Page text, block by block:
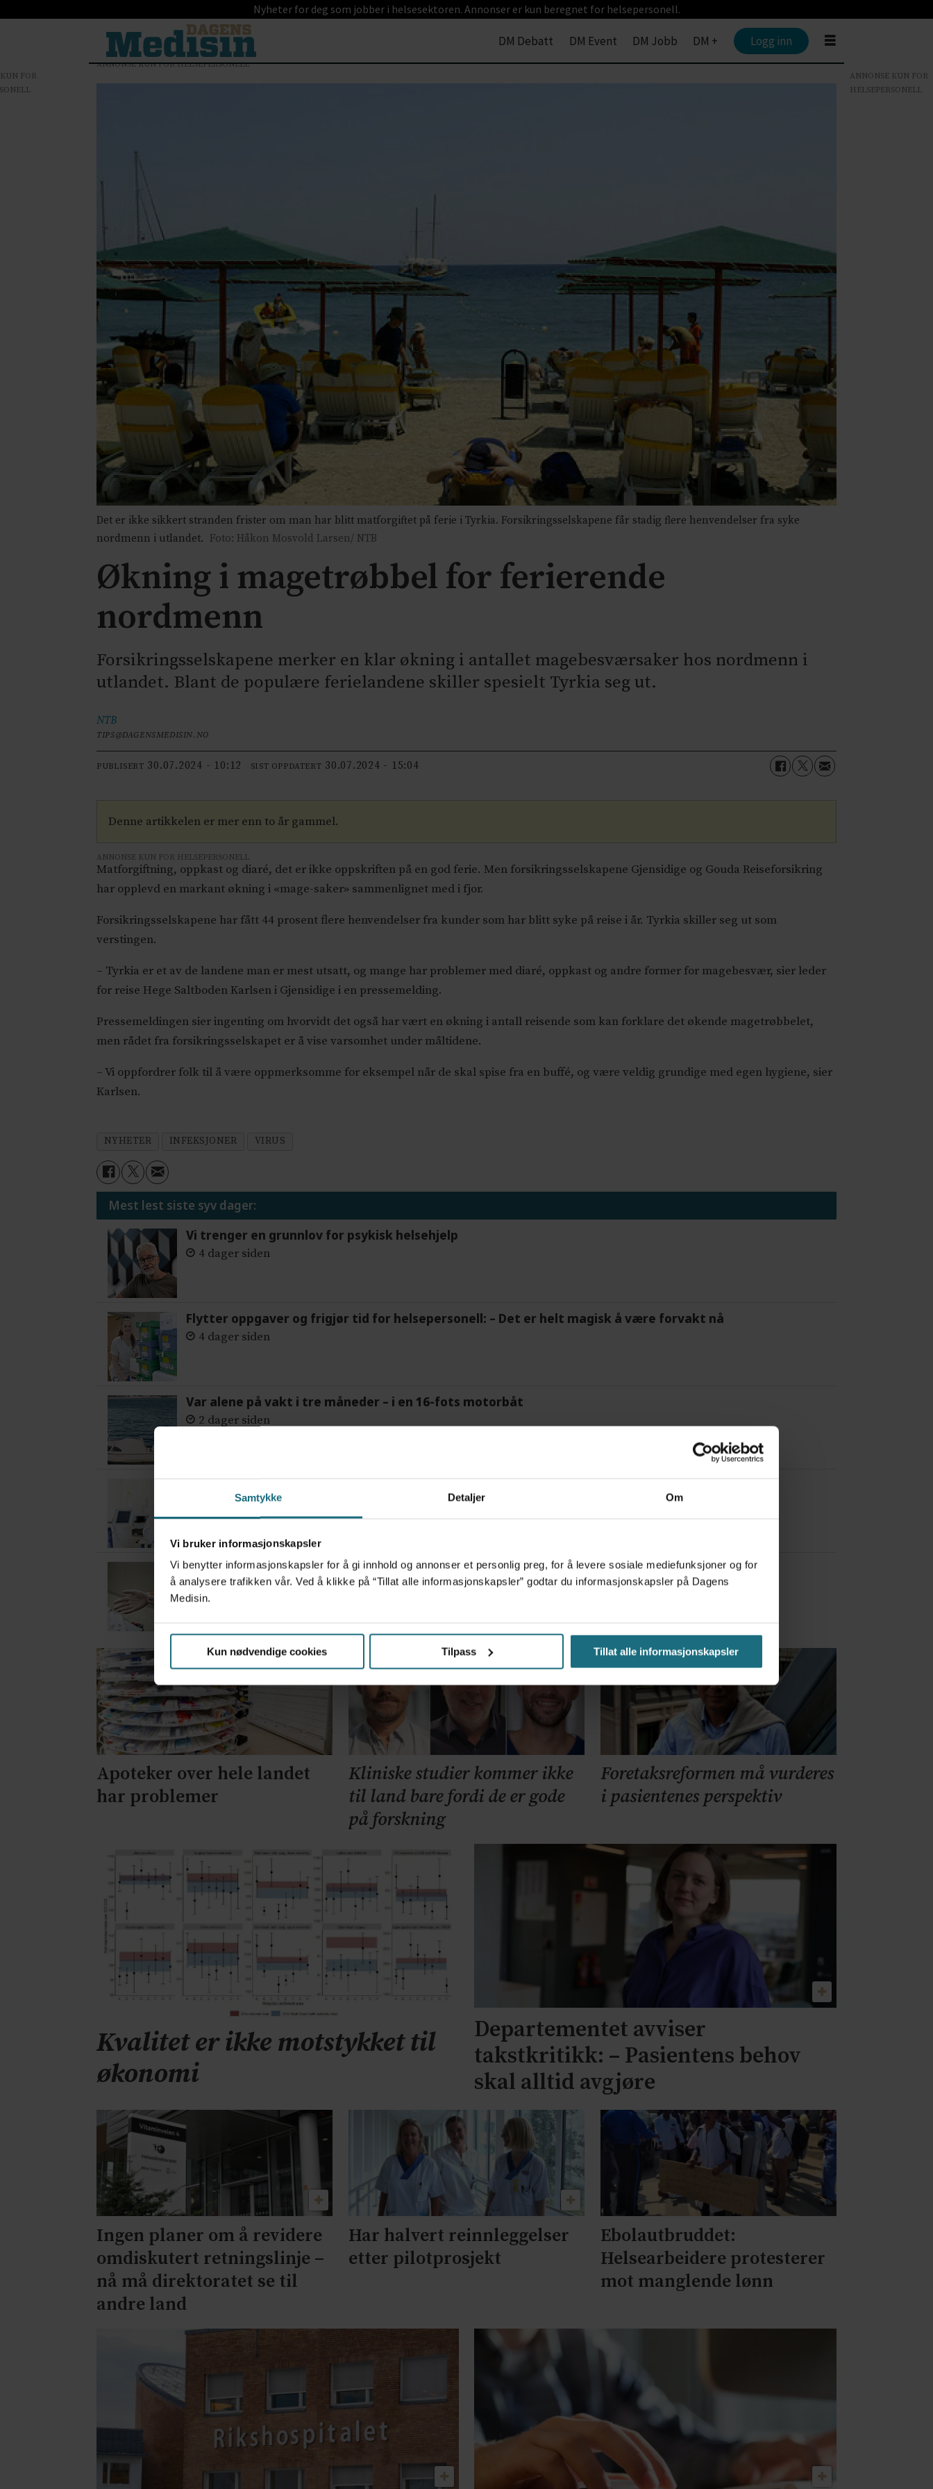
Samtykke Detaljer Om
Vi bruker informasjonskapsler
Vi benytter informasjonskapsler for å gi innhold og annonser et personlig preg, for å levere sosiale mediefunksjoner og for
å analysere trafikken vår. Ved å klikke på “Tillat alle informasjonskapsler” godtar du informasjonskapsler på Dagens
Medisin.
Kun nødvendige cookies Tilpass Tillat alle informasjonskapsler
Nyheter for deg som jobber i helsesektoren. Annonser er kun beregnet for helsepersonell.
DM Debatt DM Event DM Jobb DM + Logg inn
ANNONSE KUN FOR HELSEPERSONELL
Det er ikke sikkert stranden frister om man har blitt matforgiftet på ferie i Tyrkia. Forsikringsselskapene får stadig flere henvendelser fra syke
nordmenn i utlandet. Foto: Håkon Mosvold Larsen/ NTB
Økning i magetrøbbel for ferierende
nordmenn
Forsikringsselskapene merker en klar økning i antallet magebesværsaker hos nordmenn i
utlandet. Blant de populære ferielandene skiller spesielt Tyrkia seg ut.
NTB
TIPS@DAGENSMEDISIN.NO
PUBLISERT 30.07.2024 - 10:12 SIST OPPDATERT 30.07.2024 - 15:04
Denne artikkelen er mer enn to år gammel.
ANNONSE KUN FOR HELSEPERSONELL
Matforgiftning, oppkast og diaré, det er ikke oppskriften på en god ferie. Men forsikringsselskapene Gjensidige og Gouda Reiseforsikring
har opplevd en markant økning i «mage-saker» sammenlignet med i fjor.
Forsikringsselskapene har fått 44 prosent flere henvendelser fra kunder som har blitt syke på reise i år. Tyrkia skiller seg ut som
verstingen.
– Tyrkia er et av de landene man er mest utsatt, og mange har problemer med diaré, oppkast og andre former for magebesvær, sier leder
for reise Hege Saltboden Karlsen i Gjensidige i en pressemelding.
Pressemeldingen sier ingenting om hvorvidt det også har vært en økning i antall reisende som kan forklare det økende magetrøbbelet,
men rådet fra forsikringsselskapet er å vise varsomhet under måltidene.
– Vi oppfordrer folk til å være oppmerksomme for eksempel når de skal spise fra en buffé, og være veldig grundige med egen hygiene, sier
Karlsen.
NYHETER INFEKSJONER VIRUS
Mest lest siste syv dager:
Vi trenger en grunnlov for psykisk helsehjelp
4 dager siden
Flytter oppgaver og frigjør tid for helsepersonell: – Det er helt magisk å være forvakt nå
4 dager siden
Var alene på vakt i tre måneder – i en 16-fots motorbåt
2 dager siden
3 dager siden
Mistanken var ikke et forskningsfunn
7 dager siden
Apoteker over hele landet
har problemer
Kliniske studier kommer ikke
til land bare fordi de er gode
på forskning
Foretaksreformen må vurderes
i pasientenes perspektiv
Kvalitet er ikke motstykket til
økonomi
Departementet avviser
takstkritikk: – Pasientens behov
skal alltid avgjøre
Ingen planer om å revidere
omdiskutert retningslinje –
nå må direktoratet se til
andre land
Har halvert reinnleggelser
etter pilotprosjekt
Ebolautbruddet:
Helsearbeidere protesterer
mot manglende lønn
FOR
ANNONSE KUN FOR
HELSEPERSONELL